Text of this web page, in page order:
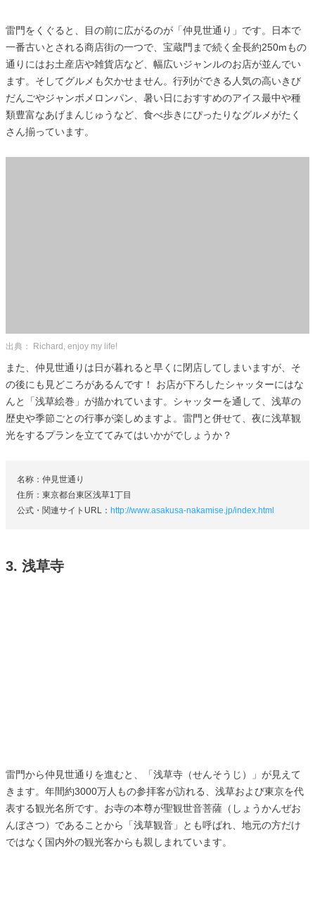
雷門をくぐると、目の前に広がるのが「仲見世通り」です。日本で
一番古いとされる商店街の一つで、宝蔵門まで続く全長約250mもの
通りにはお土産店や雑貨店など、幅広いジャンルのお店が並んでい
ます。そしてグルメも欠かせません。行列ができる人気の高いきび
だんごやジャンボメロンパン、暑い日におすすめのアイス最中や種
類豊富なあげまんじゅうなど、食べ歩きにぴったりなグルメがたく
さん揃っています。
出典： Richard, enjoy my life!
また、仲見世通りは日が暮れると早くに閉店してしまいますが、そ
の後にも見どころがあるんです！ お店が下ろしたシャッターにはな
んと「浅草絵巻」が描かれています。シャッターを通して、浅草の
歴史や季節ごとの行事が楽しめますよ。雷門と併せて、夜に浅草観
光をするプランを立ててみてはいかがでしょうか？
名称：仲見世通り
住所：東京都台東区浅草1丁目
公式・関連サイトURL： http://www.asakusa-nakamise.jp/index.html
3. 浅草寺
雷門から仲見世通りを進むと、「浅草寺（せんそうじ）」が見えて
きます。年間約3000万人もの参拝客が訪れる、浅草および東京を代
表する観光名所です。お寺の本尊が聖観世音菩薩（しょうかんぜお
んぼさつ）であることから「浅草観音」とも呼ばれ、地元の方だけ
ではなく国内外の観光客からも親しまれています。